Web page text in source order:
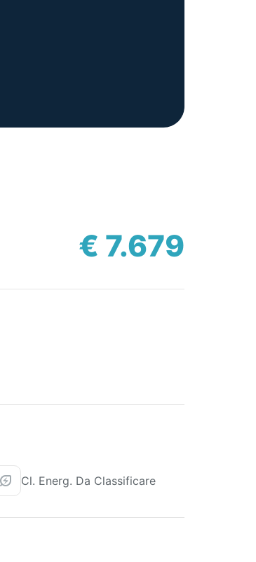
€ 7.679
Cl. Energ. Da Classificare